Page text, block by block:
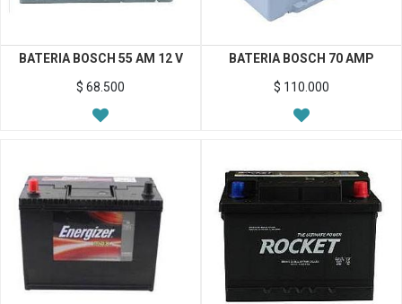
BATERIA BOSCH 55 AM 12 V
$ 68.500
BATERIA BOSCH 70 AMP
$ 110.000